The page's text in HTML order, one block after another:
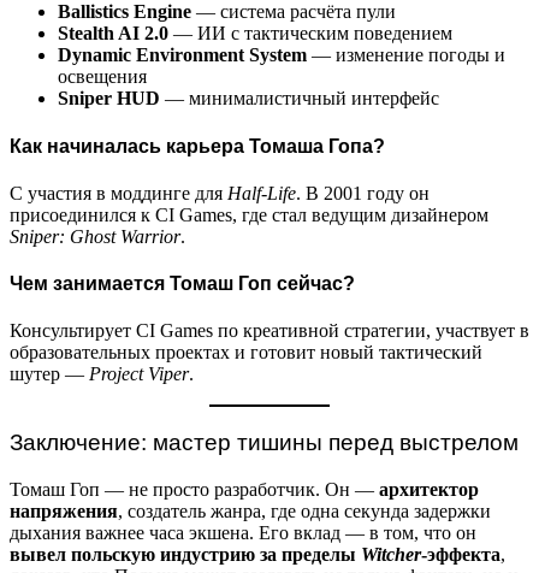
Ballistics Engine — система расчёта пули
Stealth AI 2.0 — ИИ с тактическим поведением
Dynamic Environment System — изменение погоды и
освещения
Sniper HUD — минималистичный интерфейс
Как начиналась карьера Томаша Гопа?
С участия в моддинге для Half-Life. В 2001 году он
присоединился к CI Games, где стал ведущим дизайнером
Sniper: Ghost Warrior.
Чем занимается Томаш Гоп сейчас?
Консультирует CI Games по креативной стратегии, участвует в
образовательных проектах и готовит новый тактический
шутер — Project Viper.
Заключение: мастер тишины перед выстрелом
Томаш Гоп — не просто разработчик. Он — архитектор
напряжения, создатель жанра, где одна секунда задержки
дыхания важнее часа экшена. Его вклад — в том, что он
вывел польскую индустрию за пределы Witcher-эффекта,